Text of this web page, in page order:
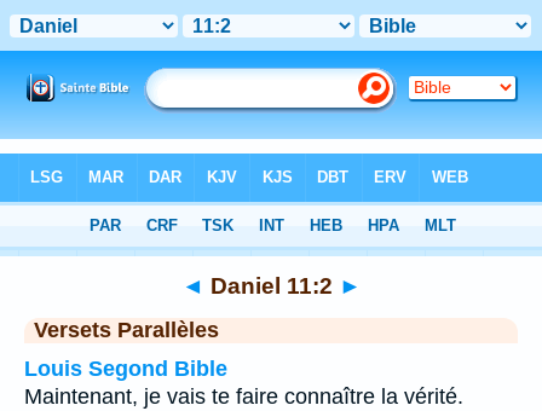
Chapitre 11> Verset 2
◄ Daniel 11:2 ►
Versets Parallèles
Louis Segond Bible
Maintenant, je vais te faire connaître la vérité.